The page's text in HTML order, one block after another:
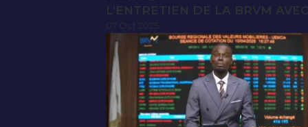
L’ENTRETIEN DE LA BRVM